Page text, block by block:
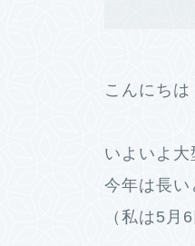
こんにち
いよいよ大
今年は長い
（私は5